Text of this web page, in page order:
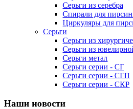
Серьги из серебра
Спирали для
Циркуляры для
Серьги
Серьги из
Серьги из
Серьги метал
Серьги серии - СГ
Серьги серии - СГП
Серьги серии - СКР
Наши новости